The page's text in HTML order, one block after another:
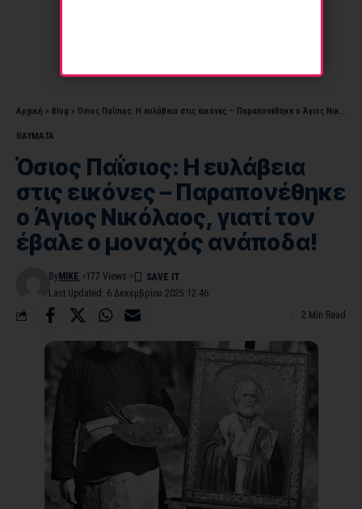
Αρχική » Blog » Όσιος Παΐσιος: Η ευλάβεια στις εικόνες – Παραπονέθηκε ο Άγιος Νικόλαος, γιατί τον έβαλε ο μοναχός ανάποδα!
ΘΑΥΜΑΤΑ
Όσιος Παΐσιος: Η ευλάβεια
στις εικόνες – Παραπονέθηκε
ο Άγιος Νικόλαος, γιατί τον
έβαλε ο μοναχός ανάποδα!
Last Updated: 6 Δεκεμβρίου 2025 12:46
By MIKE 177 Views
2 Min Read